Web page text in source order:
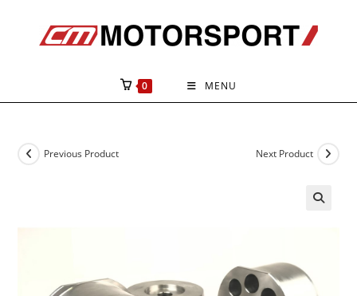
content
0 MENU
Previous Product Next Product